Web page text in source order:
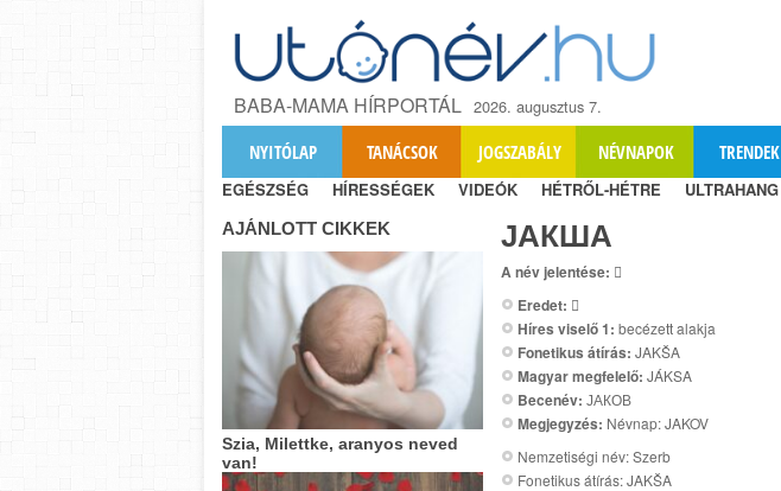
BABA-MAMA HÍRPORTÁL 2026. augusztus 7.
NYITÓLAP TANÁCSOK JOGSZABÁLY NÉVNAPOK TRENDEK
EGÉSZSÉG HÍRESSÉGEK VIDEÓK HÉTRŐL-HÉTRE ULTRAHANG
ЈАКША
A név jelentése: 
Eredet: 
Híres viselő 1: becézett alakja
Fonetikus átírás: JAKŠA
Magyar megfelelő: JÁKSA
Becenév: ЈАКОВ
Megjegyzés: Névnap: JAKOV
Nemzetiségi név: Szerb
Fonetikus átírás: JAKŠA
AJÁNLOTT CIKKEK
Szia, Milettke, aranyos neved
van!